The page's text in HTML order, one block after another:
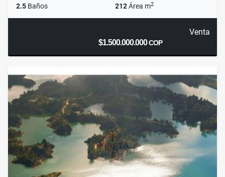
2.5 Baños 212Área m2
Venta
$1.500.000.000COP